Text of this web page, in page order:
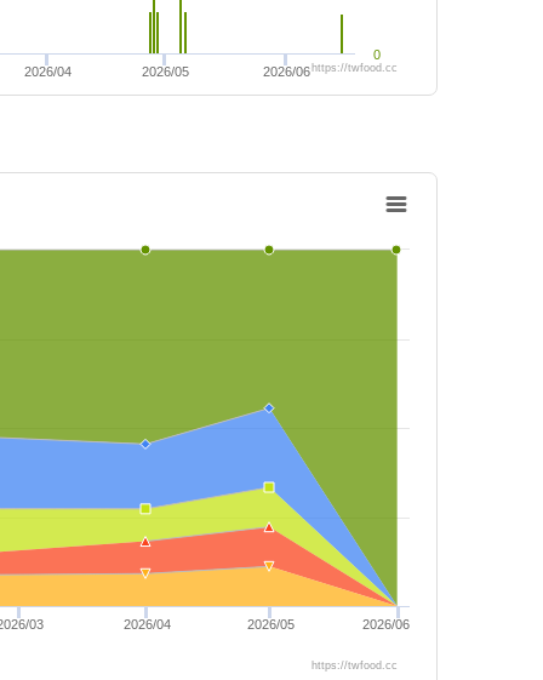
2026/04 2026/05 2026/06
0
https://twfood.cc
03 2026/04 2026/05 2026/06
https://twfood.cc